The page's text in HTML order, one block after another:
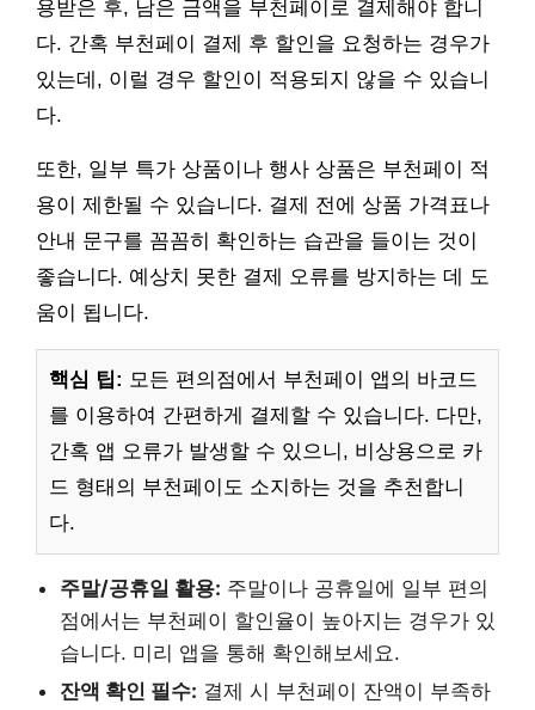
용받은 후, 남은 금액을 부천페이로 결제해야 합니
다. 간혹 부천페이 결제 후 할인을 요청하는 경우가
있는데, 이럴 경우 할인이 적용되지 않을 수 있습니
다.
또한, 일부 특가 상품이나 행사 상품은 부천페이 적
용이 제한될 수 있습니다. 결제 전에 상품 가격표나
안내 문구를 꼼꼼히 확인하는 습관을 들이는 것이
좋습니다. 예상치 못한 결제 오류를 방지하는 데 도
움이 됩니다.
핵심 팁: 모든 편의점에서 부천페이 앱의 바코드
를 이용하여 간편하게 결제할 수 있습니다. 다만,
간혹 앱 오류가 발생할 수 있으니, 비상용으로 카
드 형태의 부천페이도 소지하는 것을 추천합니
다.
주말/공휴일 활용: 주말이나 공휴일에 일부 편의
점에서는 부천페이 할인율이 높아지는 경우가 있
습니다. 미리 앱을 통해 확인해보세요.
잔액 확인 필수: 결제 시 부천페이 잔액이 부족하